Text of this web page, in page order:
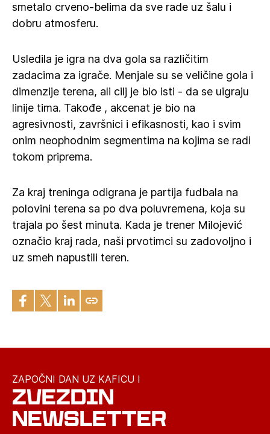
smetalo crveno-belima da sve rade uz šalu i
dobru atmosferu.
Usledila je igra na dva gola sa različitim
zadacima za igrače. Menjale su se veličine gola i
dimenzije terena, ali cilj je bio isti - da se uigraju
linije tima. Takođe , akcenat je bio na
agresivnosti, završnici i efikasnosti, kao i svim
onim neophodnim segmentima na kojima se radi
tokom priprema.
Za kraj treninga odigrana je partija fudbala na
polovini terena sa po dva poluvremena, koja su
trajala po šest minuta. Kada je trener Milojević
označio kraj rada, naši prvotimci su zadovoljno i
uz smeh napustili teren.
ZAPOČNI DAN UZ KAFICU I
ZVEZDIN
NEWSLETTER